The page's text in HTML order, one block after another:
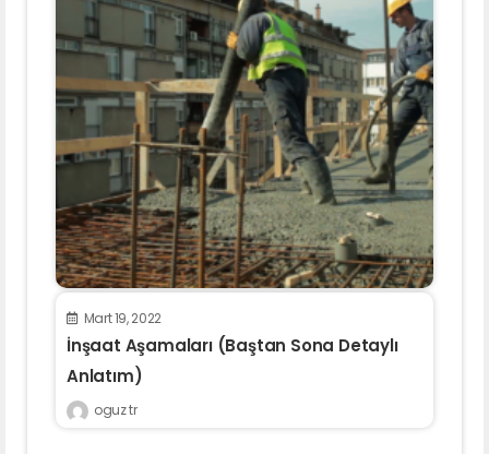
Mart 19, 2022
İnşaat Aşamaları (Baştan Sona Detaylı
Anlatım)
oguz tr